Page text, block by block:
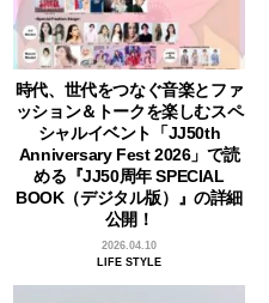
時代、世代をつなぐ音楽とファ
ッション＆トークを楽しむスペ
シャルイベント「JJ50th
Anniversary Fest 2026」で読
める『JJ50周年 SPECIAL
BOOK（デジタル版）』の詳細
公開！
2026.04.10
LIFE STYLE